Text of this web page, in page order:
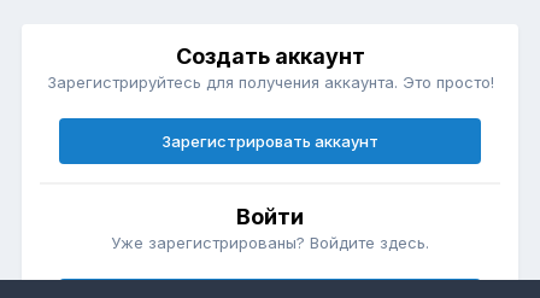
Создать аккаунт
Зарегистрируйтесь для получения аккаунта. Это просто!
Зарегистрировать аккаунт
Войти
Уже зарегистрированы? Войдите здесь.